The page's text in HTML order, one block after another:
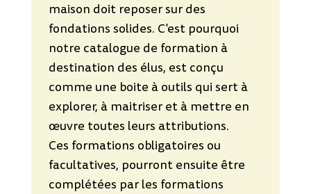
maison doit reposer sur des
fondations solides. C’est pourquoi
notre catalogue de formation à
destination des élus, est conçu
comme une boite à outils qui sert à
explorer, à maitriser et à mettre en
œuvre toutes leurs attributions.
Ces formations obligatoires ou
facultatives, pourront ensuite être
complétées par les formations